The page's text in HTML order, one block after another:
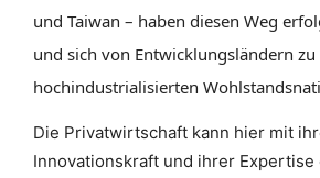
und Taiwan – haben diesen Weg
und sich von Entwicklungsländern zu
hochindustrialisierten
Die Privatwirtschaft kann hier mit
Innovationskraft und ihrer